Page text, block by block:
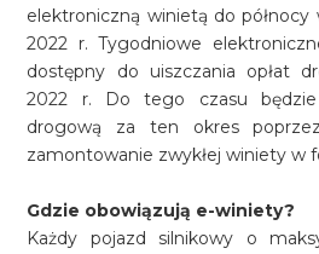
elektroniczną winietą do
2022 r. Tygodniowe
dostępny do uiszczania opłat
2022 r. Do tego czasu będzie
drogową za ten okres
zamontowanie zwykłej winiety w
Gdzie obowiązują e-winiety?
Każdy pojazd silnikowy o